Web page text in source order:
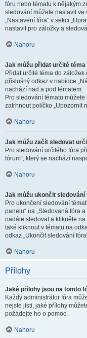
fóru nebo tématu k nějakým
sledování můžete nastavit ve
„Nastavení fóra“ v sekci
nastavit pro záložky a
Nahoru
Jak můžu přidat určité
Přidat určité téma do
příslušný odkaz v nabídce
nachází nad a pod tématem.
Pro sledování tématu
zatrhnout políčko „Upozornit
Nahoru
Jak můžu začít sledovat
Pro sledování určitého fóra
fórum“, který se nachází
Nahoru
Jak můžu ukončit sledování
Pro ukončení sledování
panelu“ na „Sledovaná fóra
nadále sledovat a klikněte na
také kliknout v tématu na
odkaz „Ukončit sledování
Nahoru
Přílohy
Jaké přílohy jsou na tomto
Každý administrátor fóra
nejste jisti, jaké přílohy
požádejte ho o pomoc.
Nahoru